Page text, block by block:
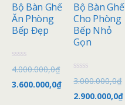
Bộ Bàn Ghế
Ăn Phòng
Bếp Đẹp
Đ
ư
ợ
c
4.000.000,0₫
3.600.000,0₫
Bộ Bàn Ghế
Cho Phòng
Bếp Nhỏ
Gọn
Đ
ư
ợ
c
3.000.000,0₫
2.900.000,0₫